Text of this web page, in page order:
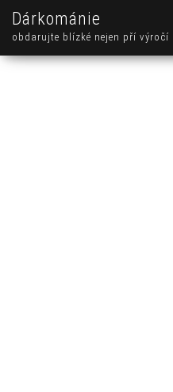
Dárkománie
obdarujte blízké nejen pří výročí